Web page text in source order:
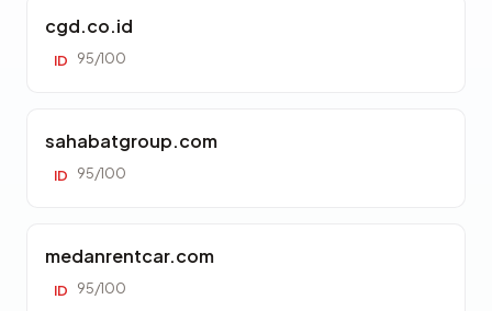
cgd.co.id
ID 95/100
sahabatgroup.com
ID 95/100
medanrentcar.com
ID 95/100